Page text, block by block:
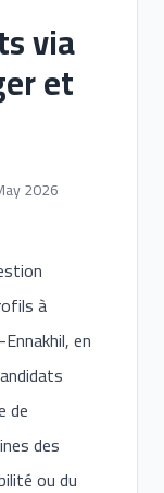
via
et
2026
à
en
de
des
ou du